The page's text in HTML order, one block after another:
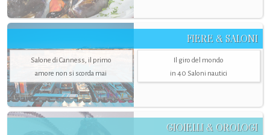
FIERE & SALONI
Salone di Canness, il primo
amore non si scorda mai
Il giro del mondo
in 40 Saloni nautici
GIOIELLI & OROLOGI